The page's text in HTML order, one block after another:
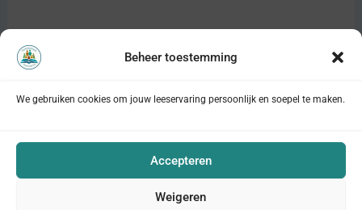
Beheer toestemming
We gebruiken cookies om jouw leeservaring persoonlijk en soepel te maken.
Accepteren
Weigeren
Disclaimer